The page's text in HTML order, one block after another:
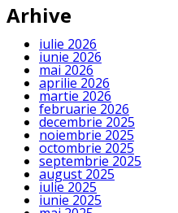
Arhive
iulie 2026
iunie 2026
mai 2026
aprilie 2026
martie 2026
februarie 2026
decembrie 2025
noiembrie 2025
octombrie 2025
septembrie 2025
august 2025
iulie 2025
iunie 2025